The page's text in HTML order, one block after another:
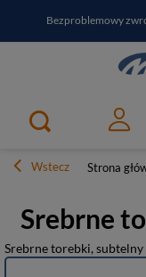
Bezproblemowy
PayPo - kup i zapłać za
Wstecz Strona
Srebrne
Srebrne torebki, subtelny